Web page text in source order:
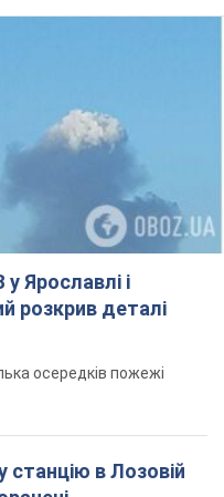
розкрив деталі
осередків пожежі
станцію в Лозовій
контактну мережу
прокуратури